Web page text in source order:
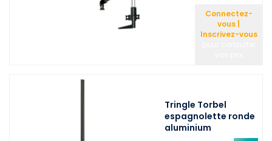
Connectez-
vous |
Inscrivez-vous
Tringle Torbel
espagnolette ronde
aluminium